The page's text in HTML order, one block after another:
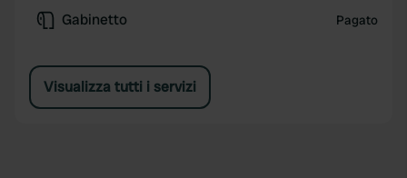
Gabinetto Pagato
Visualizza tutti i servizi